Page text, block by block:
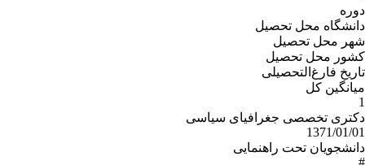
شخصی
ایمیل:
تلفن همراه:
سوابق
دکتری: جغرافیای سیاسی از دانشگاه تربیت مدرس در
کارشناسی ارشد:
دوره
دانشگاه محل تحصیل
شهر محل تحصیل
کشور محل تحصیل
تاریخ فارغ‌التحصیلى
میانگین کل
1
دکتری تخصصی جغرافیای سیاسی
1371/01/01
دانشجویان تحت راهنمایی
#